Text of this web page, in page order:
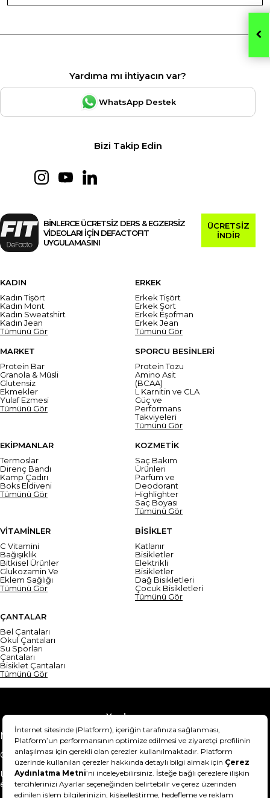
Yardıma mı ihtiyacın var?
WhatsApp Destek
Bizi Takip Edin
BİNLERCE ÜCRETSİZ DERS & EGZERSİZ
VİDEOLARI İÇİN DEFACTOFIT
UYGULAMASINI
ÜCRETSİZ
İNDİR
KADIN
Kadın Tişört
Kadın Mont
Kadın Sweatshirt
Kadın Jean
Tümünü Gör
ERKEK
Erkek Tişört
Erkek Şort
Erkek Eşofman
Erkek Jean
Tümünü Gör
MARKET
Protein Bar
Granola & Müsli
Glutensiz
Ekmekler
Yulaf Ezmesi
Tümünü Gör
SPORCU BESİNLERİ
Protein Tozu
Amino Asit
(BCAA)
L Karnitin ve CLA
Güç ve
Performans
Takviyeleri
Tümünü Gör
EKİPMANLAR
Termoslar
Direnç Bandı
Kamp Çadırı
Boks Eldiveni
Tümünü Gör
KOZMETİK
Saç Bakım
Ürünleri
Parfüm ve
Deodorant
Highlighter
Saç Boyası
Tümünü Gör
VİTAMİNLER
C Vitamini
Bağışıklık
Bitkisel Ürünler
Glukozamin Ve
Eklem Sağlığı
Tümünü Gör
BİSİKLET
Katlanır
Bisikletler
Elektrikli
Bisikletler
Dağ Bisikletleri
Çocuk Bisikletleri
Tümünü Gör
ÇANTALAR
Bel Çantaları
Okul Çantaları
Su Sporları
Çantaları
Bisiklet Çantaları
Tümünü Gör
Yardım
Mesafeli Satış Sözleşmesi
Teslimat Bilgisi
Gizlilik Sözleşmesi
Şartlar & Koşullar
Ürünümü nasıl iade
edebilirim?
Hakkımızda